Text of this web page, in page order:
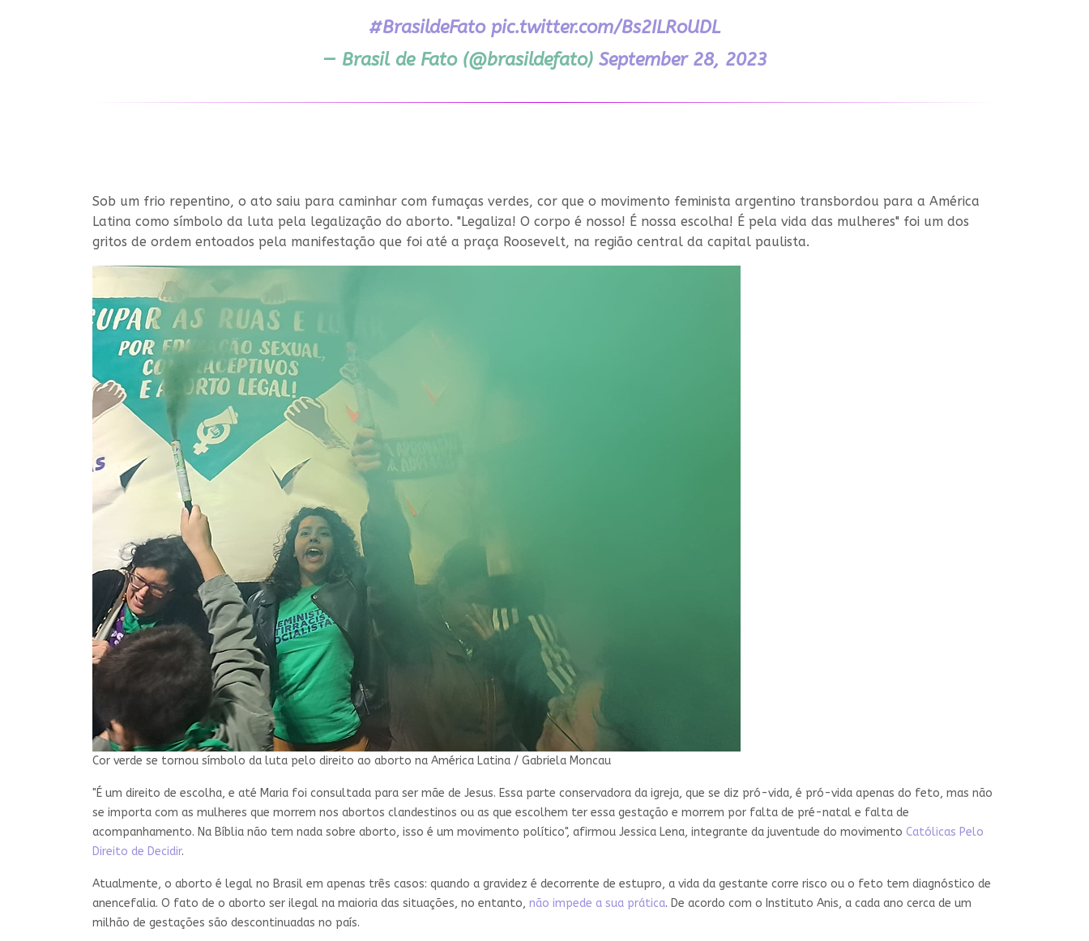
#BrasildeFato pic.twitter.com/Bs2ILRoUDL
— Brasil de Fato (@brasildefato) September 28, 2023
Sob um frio repentino, o ato saiu para caminhar com fumaças verdes, cor que o movimento feminista argentino transbordou para a América
Latina como símbolo da luta pela legalização do aborto. "Legaliza! O corpo é nosso! É nossa escolha! É pela vida das mulheres" foi um dos
gritos de ordem entoados pela manifestação que foi até a praça Roosevelt, na região central da capital paulista.
Cor verde se tornou símbolo da luta pelo direito ao aborto na América Latina / Gabriela Moncau
"É um direito de escolha, e até Maria foi consultada para ser mãe de Jesus. Essa parte conservadora da igreja, que se diz pró-vida, é pró-vida apenas do feto, mas não
se importa com as mulheres que morrem nos abortos clandestinos ou as que escolhem ter essa gestação e morrem por falta de pré-natal e falta de
acompanhamento. Na Bíblia não tem nada sobre aborto, isso é um movimento político", afirmou Jessica Lena, integrante da juventude do movimento Católicas Pelo
Direito de Decidir.
Atualmente, o aborto é legal no Brasil em apenas três casos: quando a gravidez é decorrente de estupro, a vida da gestante corre risco ou o feto tem diagnóstico de
anencefalia. O fato de o aborto ser ilegal na maioria das situações, no entanto, não impede a sua prática. De acordo com o Instituto Anis, a cada ano cerca de um
milhão de gestações são descontinuadas no país.